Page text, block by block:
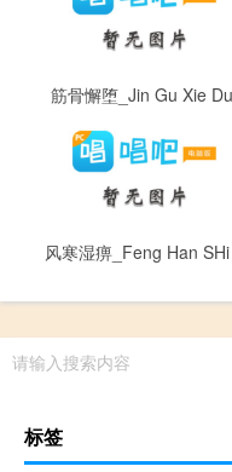
筋骨懈堕_Jin Gu Xie
风寒湿痹_Feng Han
请输入搜索内容
标签